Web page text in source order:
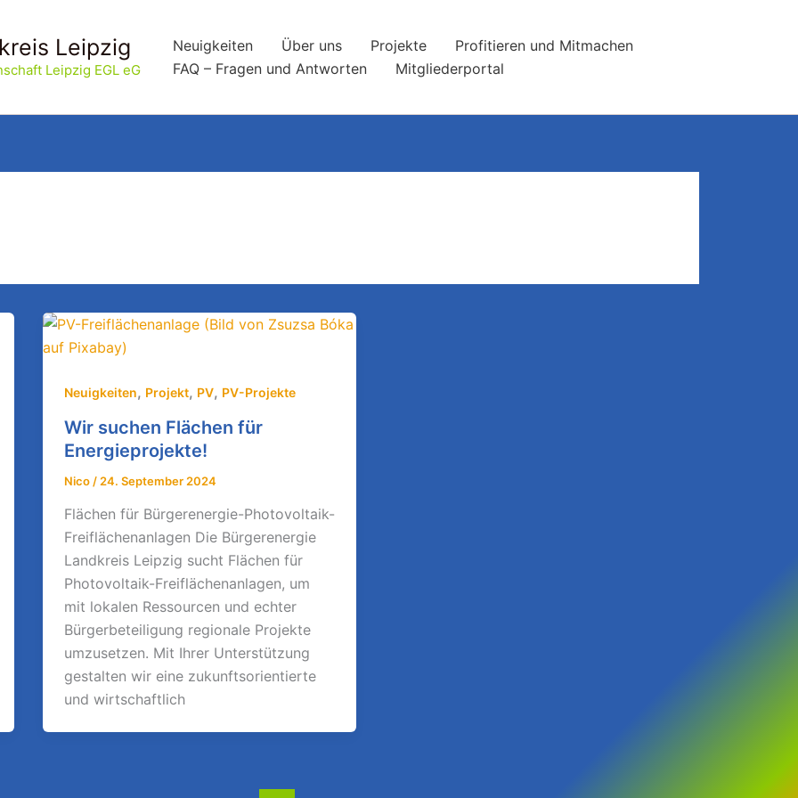
Leipzig
Leipzig EGL eG
Neuigkeiten Über uns Projekte
Profitieren und Mitmachen
FAQ – Fragen und Antworten
Mitgliederportal
Neuigkeiten, Projekt, PV, PV-Projekte
Wir suchen Flächen für
Energieprojekte!
Nico / 24. September 2024
Flächen für Bürgerenergie-Photovoltaik-
Freiflächenanlagen Die Bürgerenergie
Landkreis Leipzig sucht Flächen für
Photovoltaik-Freiflächenanlagen, um
mit lokalen Ressourcen und echter
Bürgerbeteiligung regionale Projekte
umzusetzen. Mit Ihrer Unterstützung
gestalten wir eine zukunftsorientierte
und wirtschaftlich